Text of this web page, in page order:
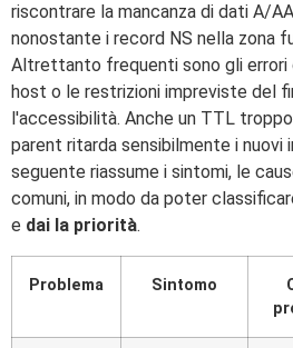
riscontrare la mancanza di dati A/
nonostante i record NS nella zona
Altrettanto frequenti sono gli errori
host o le restrizioni impreviste del
l'accessibilità. Anche un TTL
parent ritarda sensibilmente i nuovi
seguente riassume i sintomi, le
comuni, in modo da poter
e dai la priorità.
Problema Sintomo